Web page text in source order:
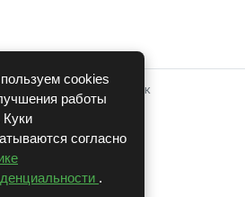
системе для авторазборок
CARRO.БИЗНЕС
Полная версия
2026 г.
v1.1.24
cookies
работы
Куки
согласно
.